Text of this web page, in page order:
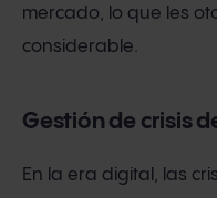
mercado, lo que les
considerable.
Gestión de crisis
En la era digital, las